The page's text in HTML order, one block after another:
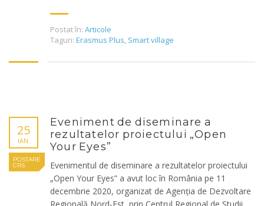
Postat în: Articole
Taguri: Erasmus Plus, Smart village
25
IAN.
POSTARE
CRS
Eveniment de diseminare a
rezultatelor proiectului „Open
Your Eyes”
Evenimentul de diseminare a rezultatelor proiectului
„Open Your Eyes” a avut loc în România pe 11
decembrie 2020, organizat de Agenția de Dezvoltare